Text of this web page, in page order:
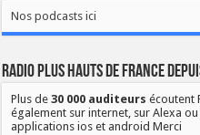
Nos podcasts ici
Radio Plus Hauts de France
Plus de30 000 auditeurs écoutent
également sur internet, sur Alexa
applications ios et android Merci